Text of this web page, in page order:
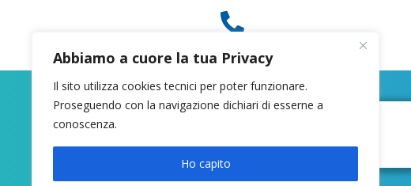
Abbiamo a cuore la tua Privacy
Il sito utilizza cookies tecnici per poter funzionare.
Proseguendo con la navigazione dichiari di esserne a
conoscenza.
Ho capito
